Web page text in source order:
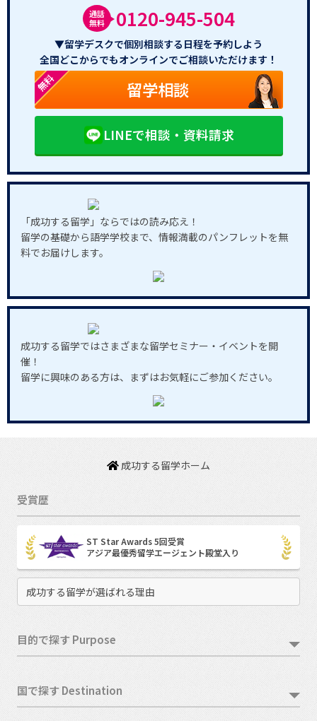
通話
無料
0120-945-504
▼留学デスクで個別相談する日程を予約しよう
全国どこからでもオンラインでご相談いただけます！
無料 留学相談
LINEで相談・資料請求
「成功する留学」ならではの読み応え！
留学の基礎から語学学校まで、情報満載のパンフレットを無
料でお届けします。
成功する留学ではさまざまな留学セミナー・イベントを開
催！
留学に興味のある方は、まずはお気軽にご参加ください。
成功する留学ホーム
受賞歴
ST Star Awards 5回受賞
アジア最優秀留学エージェント殿堂入り
成功する留学が選ばれる理由
目的で探す Purpose
国で探す Destination